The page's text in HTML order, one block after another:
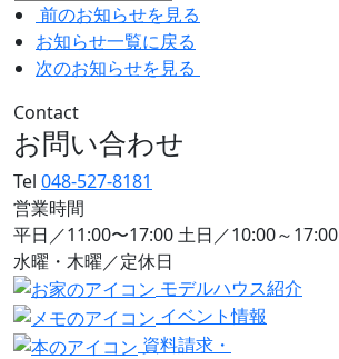
前のお知らせを見る
お知らせ一覧に戻る
次のお知らせを見る
Contact
お問い合わせ
Tel 048-527-8181
営業時間
平日／11:00〜17:00 土日／10:00～17:00
水曜・木曜／定休日
モデルハウス紹介
イベント情報
資料請求・